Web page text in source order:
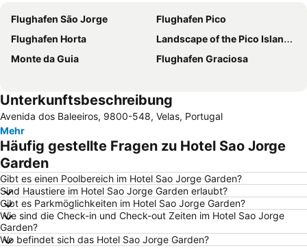
Flughafen São Jorge
Flughafen Pico
Flughafen Horta
Landscape of the Pico Island Vineyard Culture
Monte da Guia
Flughafen Graciosa
Unterkunftsbeschreibung
Avenida dos Baleeiros, 9800-548, Velas, Portugal
Mehr
Häufig gestellte Fragen zu Hotel Sao Jorge
Garden
Gibt es einen Poolbereich im Hotel Sao Jorge Garden?
Sind Haustiere im Hotel Sao Jorge Garden erlaubt?
Gibt es Parkmöglichkeiten im Hotel Sao Jorge Garden?
Wie sind die Check-in und Check-out Zeiten im Hotel Sao Jorge
Garden?
Wo befindet sich das Hotel Sao Jorge Garden?